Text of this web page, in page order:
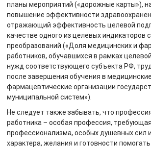
планы мероприятий («дорожные карты»),
повышение эффективности
отражающий эффективность целевой
качестве одного из целевых индикаторов
преобразований («Доля медицинских и
работников, обучавшихся в рамках
нужд соответствующего субъекта РФ,
после завершения обучения в
фармацевтические организации
муниципальной систем»).
Не следует также забывать, что
работника – особая профессия,
профессионализма, особых душевных сил
характера, желания и готовности